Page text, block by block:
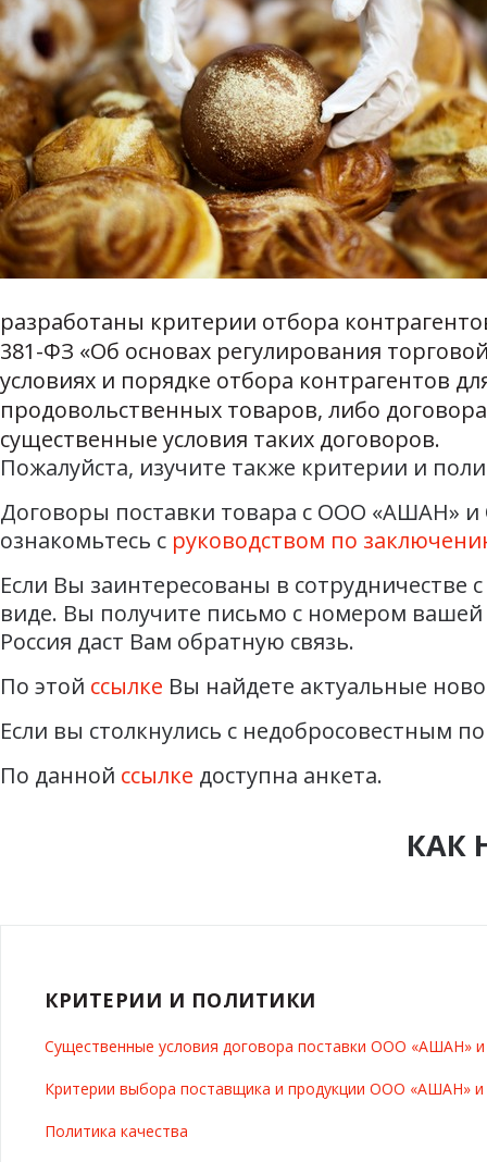
разработаны критерии отбора
381-ФЗ «Об основах регулирования
условиях и порядке отбора контрагентов
продовольственных товаров, либо
существенные условия таких договоров.
Пожалуйста, изучите также критерии и
Договоры поставки товара с ООО «АШАН»
ознакомьтесь с руководством по
Если Вы заинтересованы в сотрудничестве
виде. Вы получите письмо с номером
Россия даст Вам обратную связь.
По этой ссылке Вы найдете актуальные
Если вы столкнулись с недобросовестным
По данной ссылке доступна анкета.
КАК
КРИТЕРИИ И ПОЛИТИКИ
Существенные условия договора поставки ООО «АШАН»
Критерии выбора поставщика и продукции ООО «АШАН»
Политика качества